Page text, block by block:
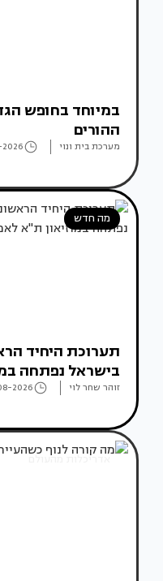
במיוחד בחופש
ההורים
מערכת בית ונוי
מה חדש
תערוכת היחיד
בישראל נפתחה
זוהר שחר לוי 2026
אדריכלות מהעולם